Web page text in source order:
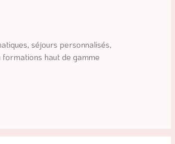
formations haut de gamme